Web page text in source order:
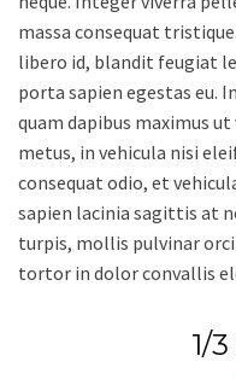
massa consequat
libero id, blandit feugiat
porta sapien egestas eu.
quam dapibus maximus
metus, in vehicula nisi
consequat odio, et
sapien lacinia sagittis at
turpis, mollis pulvinar
tortor in dolor convallis
1/